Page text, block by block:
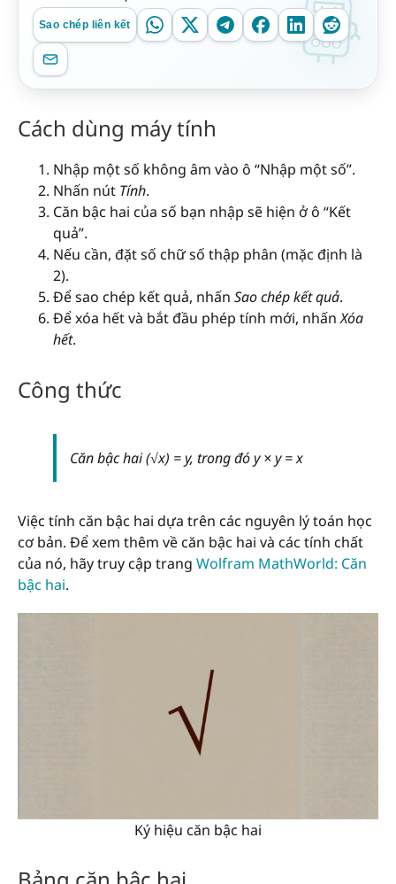
Sao chép liên kết
Cách dùng máy tính
Nhập một số không âm vào ô “Nhập một số”.
Nhấn nút Tính.
Căn bậc hai của số bạn nhập sẽ hiện ở ô “Kết
quả”.
Nếu cần, đặt số chữ số thập phân (mặc định là
2).
Để sao chép kết quả, nhấn Sao chép kết quả.
Để xóa hết và bắt đầu phép tính mới, nhấnXóa
hết.
Công thức
Căn bậc hai (√x) = y, trong đó y × y = x
Việc tính căn bậc hai dựa trên các nguyên lý toán học
cơ bản. Để xem thêm về căn bậc hai và các tính chất
của nó, hãy truy cập trang Wolfram MathWorld: Căn
bậc hai.
Ký hiệu căn bậc hai